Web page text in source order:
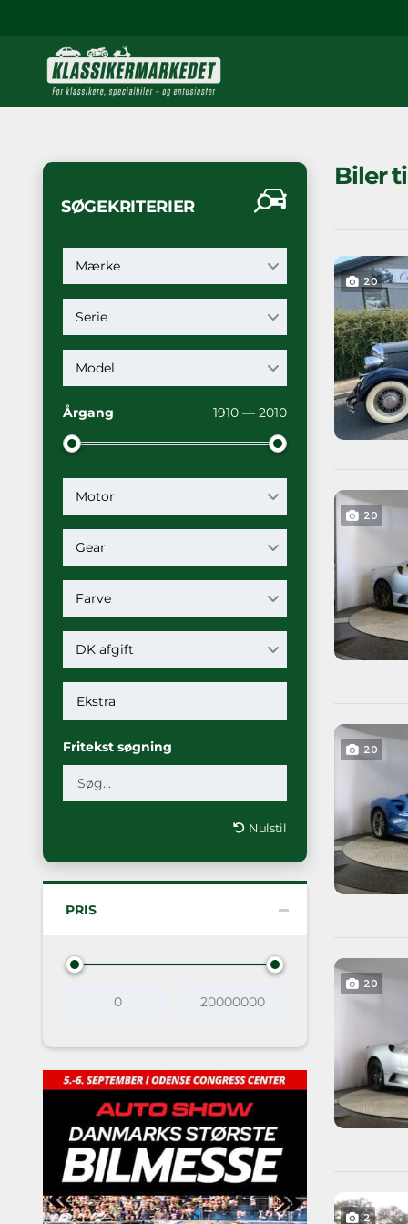
SØGEKRITERIER
Mærke
Serie
Model
Årgang 1910 — 2010
Motor
Gear
Farve
DK afgift
Fritekst søgning
Nulstil
PRIS
Biler
20
20
20
20
2